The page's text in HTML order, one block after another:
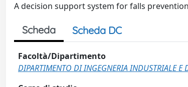
A decision support system for falls
Scheda Scheda DC
Facoltà/Dipartimento
DIPARTIMENTO DI INGEGNERIA INDUSTRIALE E